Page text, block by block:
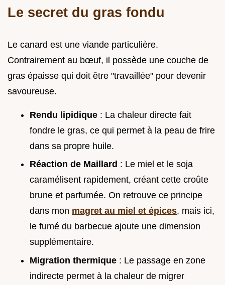
Le secret du gras fondu
Le canard est une viande particulière.
Contrairement au bœuf, il possède une couche de
gras épaisse qui doit être "travaillée" pour devenir
savoureuse.
Rendu lipidique : La chaleur directe fait
fondre le gras, ce qui permet à la peau de frire
dans sa propre huile.
Réaction de Maillard : Le miel et le soja
caramélisent rapidement, créant cette croûte
brune et parfumée. On retrouve ce principe
dans mon magret au miel et épices, mais ici,
le fumé du barbecue ajoute une dimension
supplémentaire.
Migration thermique : Le passage en zone
indirecte permet à la chaleur de migrer